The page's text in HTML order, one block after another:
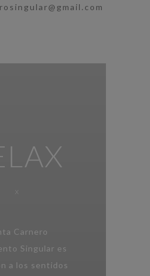
x
Carnero
Singular es
a los sentidos